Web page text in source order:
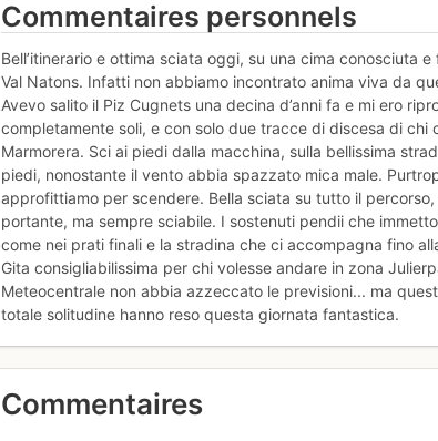
Commentaires personnels
Bell’itinerario e ottima sciata oggi, su una cima conosciuta
Val Natons. Infatti non abbiamo incontrato anima viva da
Avevo salito il Piz Cugnets una decina d’anni fa e mi ero
completamente soli, e con solo due tracce di discesa di chi
Marmorera. Sci ai piedi dalla macchina, sulla bellissima
piedi, nonostante il vento abbia spazzato mica male.
approfittiamo per scendere. Bella sciata su tutto il
portante, ma sempre sciabile. I sostenuti pendii che
come nei prati finali e la stradina che ci accompagna fino
Gita consigliabilissima per chi volesse andare in zona
Meteocentrale non abbia azzeccato le previsioni... ma
totale solitudine hanno reso questa giornata fantastica.
Commentaires